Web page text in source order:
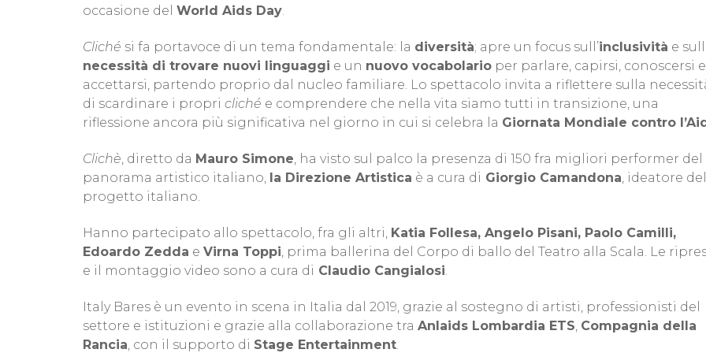
occasione del World Aids Day.
Cliché si fa portavoce di un tema fondamentale: la diversità; apre un focus sull’inclusività e
necessità di trovare nuovi linguaggi e un nuovo vocabolario per parlare, capirsi, conoscersi e
accettarsi, partendo proprio dal nucleo familiare. Lo spettacolo invita a riflettere sulla
di scardinare i propri cliché e comprendere che nella vita siamo tutti in transizione, una
riflessione ancora più significativa nel giorno in cui si celebra la Giornata Mondiale contro
Clichè, diretto da Mauro Simone, ha visto sul palco la presenza di 150 fra migliori performer del
panorama artistico italiano, la Direzione Artistica è a cura di Giorgio Camandona, ideatore del
progetto italiano.
Hanno partecipato allo spettacolo, fra gli altri, Katia Follesa, Angelo Pisani, Paolo Camilli,
Edoardo Zedda e Virna Toppi, prima ballerina del Corpo di ballo del Teatro alla Scala. Le
e il montaggio video sono a cura di Claudio Cangialosi.
Italy Bares è un evento in scena in Italia dal 2019, grazie al sostegno di artisti, professionisti del
settore e istituzioni e grazie alla collaborazione tra Anlaids Lombardia ETS, Compagnia della
Rancia, con il supporto di Stage Entertainment.